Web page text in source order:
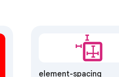
element-spacing